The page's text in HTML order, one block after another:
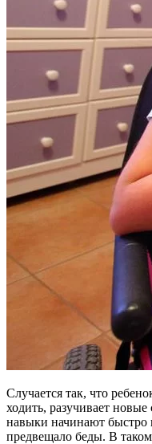
Случается так, что
ходить, разучивает
навыки начинают быстро
предвещало беды. В таком